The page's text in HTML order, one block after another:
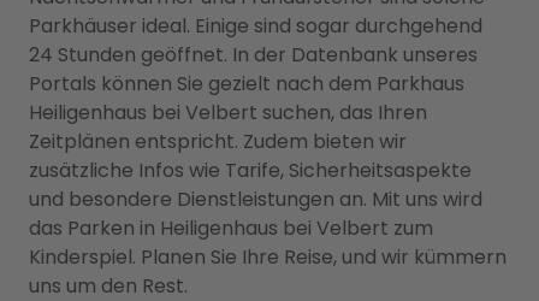
Parkhäuser ideal. Einige sind sogar durchgehend
24 Stunden geöffnet. In der Datenbank unseres
Portals können Sie gezielt nach dem Parkhaus
Heiligenhaus bei Velbert suchen, das Ihren
Zeitplänen entspricht. Zudem bieten wir
zusätzliche Infos wie Tarife, Sicherheitsaspekte
und besondere Dienstleistungen an. Mit uns wird
das Parken in Heiligenhaus bei Velbert zum
Kinderspiel. Planen Sie Ihre Reise, und wir kümmern
uns um den Rest.